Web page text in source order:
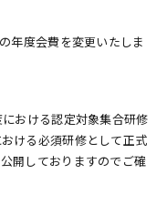
年度会費を変更いたしま
おける認定対象集合研修
ける必須研修として正式
開しておりますのでご確